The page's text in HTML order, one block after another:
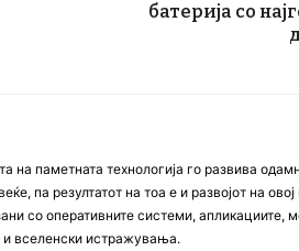
батерија со
на паметната технологија го развива
па резултатот на тоа е и развојот на
со оперативните системи, апликациите,
и вселенски истражувања.